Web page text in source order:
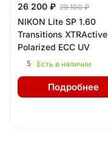
26 200 ₽ 29 100 ₽
NIKON Lite SP 1.60
Transitions XTRActive
Polarized ECC UV
5 Есть в наличии
Подробнее